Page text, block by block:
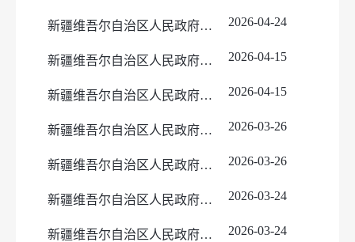
处罚/强制决定（线上）
依据条件程序
事项办理结果（线下）
人事信息
公务员招考
重大决策预公开
建议提案
权力事项清单
双随机、一公开
新疆维吾尔自治区人民政府办公厅关于转发《新疆维吾尔自治区2026年度地质灾害防治方案》的通知 2026-04-24
新疆维吾尔自治区人民政府关于下达自治区“十五五”期间年森林采伐限额的通知 2026-04-15
新疆维吾尔自治区人民政府关于下达自治区“十五五”期间年森林采伐限额的通知 2026-04-15
新疆维吾尔自治区人民政府办公厅关于印发《新疆维吾尔自治区人民政府2026年立法工作计划》的通知 2026-03-26
新疆维吾尔自治区人民政府办公厅关于印发《新疆维吾尔自治区人民政府2026年立法工作计划》的通知 2026-03-26
新疆维吾尔自治区人民政府印发《关于进一步支持养老服务发展十条措施》的通知 2026-03-24
新疆维吾尔自治区人民政府印发《关于进一步支持养老服务发展十条措施》的通知 2026-03-24